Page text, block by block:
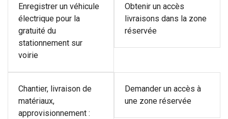
Enregistrer un véhicule
électrique pour la
gratuité du
stationnement sur
voirie
Obtenir un accès
livraisons dans la zone
réservée
Chantier, livraison de
matériaux,
approvisionnement :
Demander un accès à
une zone réservée